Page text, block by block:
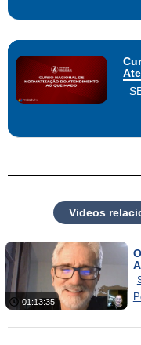
Videos
01:13:35